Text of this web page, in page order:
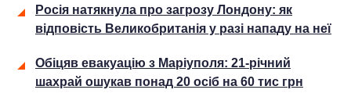
Росія натякнула про загрозу Лондону: як
відповість Великобританія у разі нападу на неї
Обіцяв евакуацію з Маріуполя: 21-річний
шахрай ошукав понад 20 осіб на 60 тис грн